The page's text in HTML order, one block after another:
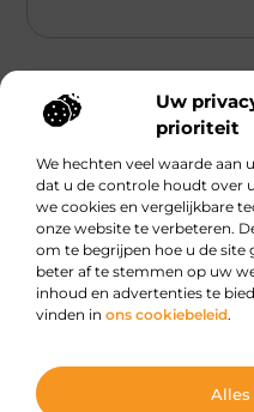
Uw
prioriteit
We hechten veel waarde aan
dat u de controle houdt over
we cookies en vergelijkbare
onze website te verbeteren.
om te begrijpen hoe u de
beter af te stemmen op uw
inhoud en advertenties te
vinden in ons cookiebeleid.
Alles
Main Links
Dagelijkse
@2025 All Right Reserved.